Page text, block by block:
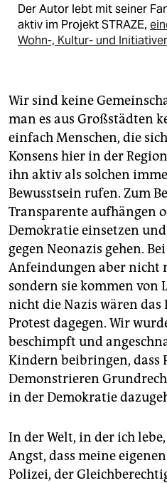
Der Autor lebt mit seiner
aktiv im Projekt STRAZE,
Wohn-, Kultur- und
Wir sind keine
man es aus Großstädten
einfach Menschen, die
Konsens hier in der
ihn aktiv als solchen
Bewusstsein rufen. Zum
Transparente aufhängen
Demokratie einsetzen
gegen Neonazis gehen.
Anfeindungen aber nicht
sondern sie kommen von
nicht die Nazis wären das
Protest dagegen. Wir
beschimpft und
Kindern beibringen, dass
Demonstrieren
in der Demokratie
In der Welt, in der ich
Angst, dass meine
Polizei, der